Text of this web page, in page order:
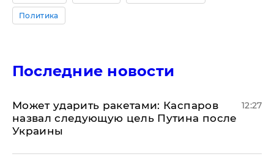
Политика
Последние новости
Может ударить ракетами: Каспаров
назвал следующую цель Путина после
Украины
12:27